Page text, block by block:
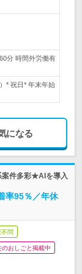
分 時間外労働有
* 祝日* 年末年始
になる
案件多彩★AIを導入
率95％／年休
問
のおしごと掲載中